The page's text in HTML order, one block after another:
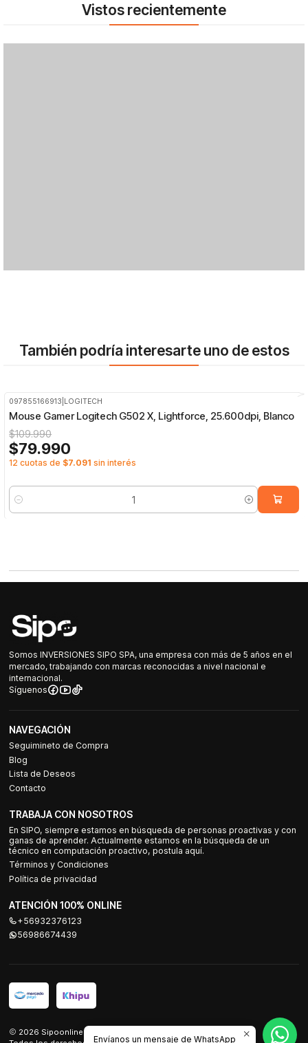
Vistos recientemente
También podría interesarte uno de estos
097855166913 LOGITECH
Mouse Gamer Logitech G502 X, Lightforce, 25.600dpi, Blanco
$109.990
$79.990
12 cuotas de $7.091 sin interés
Cantidad
Somos INVERSIONES SIPO SPA, una empresa con más de 5 años en el
mercado, trabajando con marcas reconocidas a nivel nacional e
internacional.
Síguenos
NAVEGACIÓN
Seguimineto de Compra
Blog
Lista de Deseos
Contacto
TRABAJA CON NOSOTROS
En SIPO, siempre estamos en búsqueda de personas proactivas y con
ganas de aprender. Actualmente estamos en la búsqueda de un
técnico en computación proactivo, postula aquí.
Términos y Condiciones
Política de privacidad
ATENCIÓN 100% ONLINE
+56932376123
56986674439
2026 Sipoonline.
Envíanos un mensaje de WhatsApp